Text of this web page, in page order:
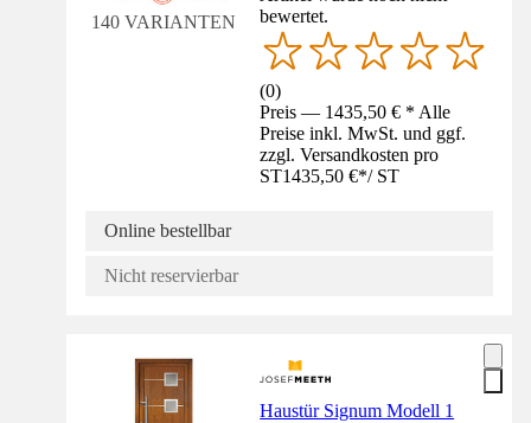
140 VARIANTEN
bewertet.
(0)
Preis — 1435,50 € * Alle
Preise inkl. MwSt. und ggf.
zzgl. Versandkosten pro
ST1435,50 €*/ ST
Online bestellbar
Nicht reservierbar
Haustür Signum Modell 1